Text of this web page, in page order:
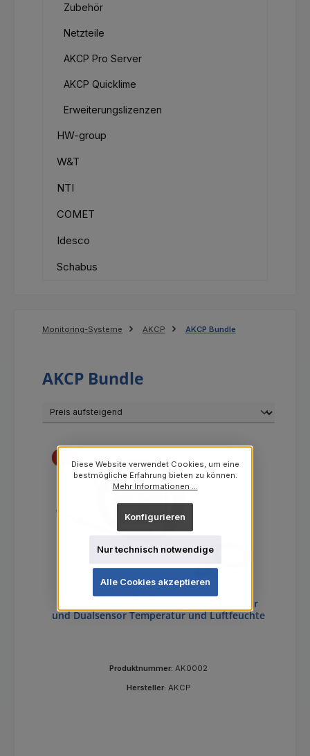
Zubehör
Netzteile
AKCP Pro Server
AKCP Quicklime
Erweiterungslizenzen
HW-group
W&T
NTI
COMET
Idesco
Schabus
Monitoring-Systeme AKCP AKCP Bundle
AKCP Bundle
SP1+ Pro Basisabsicherung Wasser Sensor
und Dualsensor Temperatur und Luftfeuchte
Produktnummer: AK0002
Hersteller: AKCP
Diese Website verwendet Cookies, um eine
bestmögliche Erfahrung bieten zu können.
Mehr Informationen ...
Nur technisch notwendige
Konfigurieren
Alle Cookies akzeptieren